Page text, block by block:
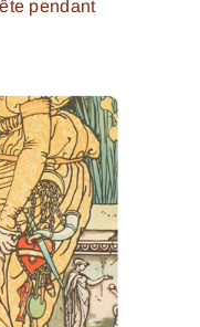
pendant